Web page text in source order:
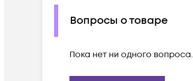
Вопросы о товаре
Пока нет ни одного вопроса.